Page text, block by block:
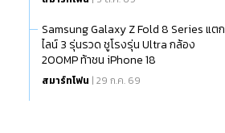
Samsung Galaxy Z Fold 8 Series แตก
ไลน์ 3 รุ่นรวด ชูโรงรุ่น Ultra กล้อง
200MP ท้าชน iPhone 18
สมาร์ทโฟน | 29 ก.ค. 69